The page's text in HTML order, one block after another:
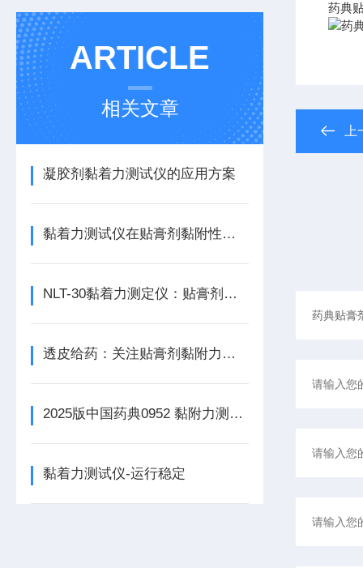
ARTICLE
相关文章
凝胶剂黏着力测试仪的应用方案
黏着力测试仪在贴膏剂黏附性能评价中的测试方案
NLT-30黏着力测定仪：贴膏剂黏着力精准检测解决方案
透皮给药：关注贴膏剂黏附力测定的重要性
2025版中国药典0952 黏附力测定方法汇总
黏着力测试仪-运行稳定
药典